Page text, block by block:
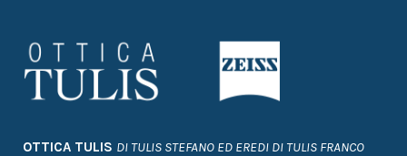
OTTICA TULIS DI TULIS STEFANO ED EREDI DI TULIS FRANCO